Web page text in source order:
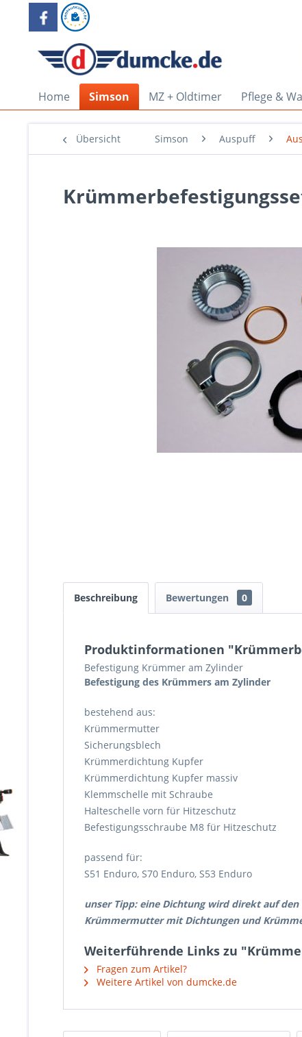
Home Simson MZ + Oldtimer Pflege &
Übersicht Simson Auspuff
Beschreibung Bewertungen 0
Produktinformationen
Befestigung Krümmer am Zylinder
Befestigung des Krümmers am Zylinder
bestehend aus:
Krümmermutter
Sicherungsblech
Krümmerdichtung Kupfer
Krümmerdichtung Kupfer massiv
Klemmschelle mit Schraube
Halteschelle vorn für Hitzeschutz
Befestigungsschraube M8 für Hitzeschutz
passend für:
S51 Enduro, S70 Enduro, S53 Enduro
unser Tipp: eine Dichtung wird direkt auf
Krümmermutter mit Dichtungen und
Weiterführende Links zu
Fragen zum Artikel?
Weitere Artikel von dumcke.de